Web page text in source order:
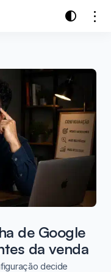
de Google
da venda
decide